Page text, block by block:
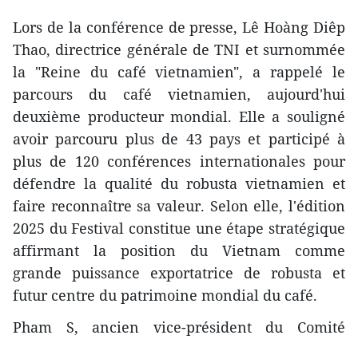
Lors de la conférence de presse, Lê Hoàng Diêp
Thao, directrice générale de TNI et surnommée
la "Reine du café vietnamien", a rappelé le
parcours du café vietnamien, aujourd'hui
deuxième producteur mondial. Elle a souligné
avoir parcouru plus de 43 pays et participé à
plus de 120 conférences internationales pour
défendre la qualité du robusta vietnamien et
faire reconnaître sa valeur. Selon elle, l'édition
2025 du Festival constitue une étape stratégique
affirmant la position du Vietnam comme
grande puissance exportatrice de robusta et
futur centre du patrimoine mondial du café.
Pham S, ancien vice-président du Comité